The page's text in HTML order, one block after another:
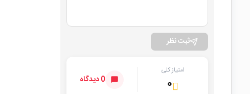
ثبت نظر
امتیاز کلی
۰ 0 دیدگاه